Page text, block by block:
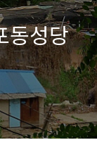
동성당